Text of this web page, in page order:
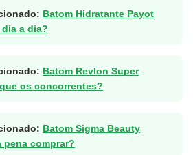
Batom Hidratante Payot
dia a dia?
Batom Revlon Super
os concorrentes?
Batom Sigma Beauty
comprar?